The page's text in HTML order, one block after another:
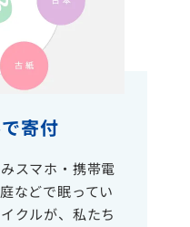
寄付
スマホ・携帯電
などで眠ってい
クルが、私たち